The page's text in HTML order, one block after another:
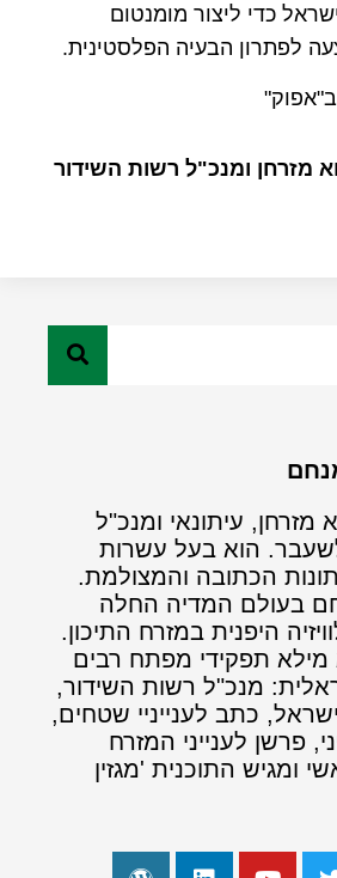
כדי ליצור מומנטום
לפתרון הבעיה הפלסטינית.
מזרחן ומנכ"ל רשות השידור
מזרחן, עיתונאי ומנכ"ל
הוא בעל עשרות
הכתובה והמצולמת.
בעולם המדיה החלה
היפנית במזרח התיכון.
תפקידי מפתח רבים
מנכ"ל רשות השידור,
כתב לענייניי שטחים,
פרשן לענייני המזרח
ומגיש התוכנית 'מגזין